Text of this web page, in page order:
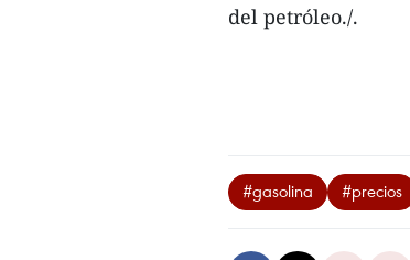
del petróleo./.
#gasolina #precios